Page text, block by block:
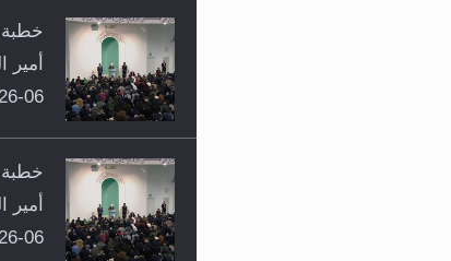
خطبة
06-2026
خطبة
06-2026